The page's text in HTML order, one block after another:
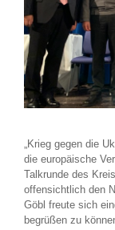
„Krieg gegen die
die europäische
Talkrunde des
offensichtlich den
Göbl freute sich
begrüßen zu